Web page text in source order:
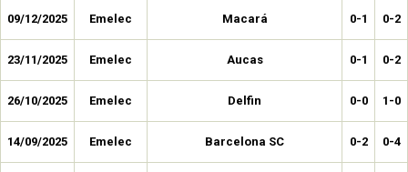
09/12/2025 Emelec Macará 0-1 0-2
23/11/2025 Emelec Aucas 0-1 0-2
26/10/2025 Emelec Delfin 0-0 1-0
14/09/2025 Emelec Barcelona SC 0-2 0-4